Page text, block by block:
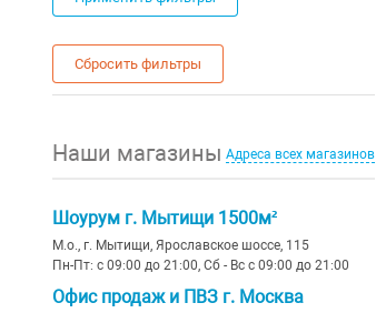
Сбросить фильтры
Наши магазины Адреса всех магазинов
Шоурум г. Мытищи 1500м²
М.о., г. Мытищи, Ярославское шоссе, 115
Пн-Пт: с 09:00 до 21:00, Сб - Вс с 09:00 до 21:00
Офис продаж и ПВЗ г. Москва